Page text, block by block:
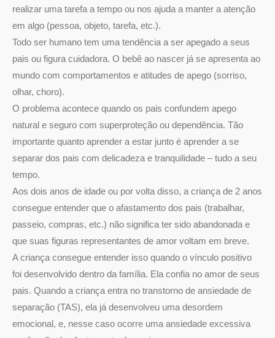
realizar uma tarefa a tempo ou nos ajuda a manter a atenção
em algo (pessoa, objeto, tarefa, etc.).
Todo ser humano tem uma tendência a ser apegado a seus
pais ou figura cuidadora. O bebê ao nascer já se apresenta ao
mundo com comportamentos e atitudes de apego (sorriso,
olhar, choro).
O problema acontece quando os pais confundem apego
natural e seguro com superproteção ou dependência. Tão
importante quanto aprender a estar junto é aprender a se
separar dos pais com delicadeza e tranquilidade – tudo a seu
tempo.
Aos dois anos de idade ou por volta disso, a criança de 2 anos
consegue entender que o afastamento dos pais (trabalhar,
passeio, compras, etc.) não significa ter sido abandonada e
que suas figuras representantes de amor voltam em breve.
A criança consegue entender isso quando o vínculo positivo
foi desenvolvido dentro da família. Ela confia no amor de seus
pais. Quando a criança entra no transtorno de ansiedade de
separação (TAS), ela já desenvolveu uma desordem
emocional, e, nesse caso ocorre uma ansiedade excessiva